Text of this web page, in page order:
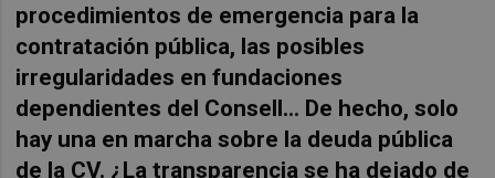
procedimientos de emergencia para la
contratación pública, las posibles
irregularidades en fundaciones
dependientes del Consell… De hecho, solo
hay una en marcha sobre la deuda pública
de la CV. ¿La transparencia se ha dejado de